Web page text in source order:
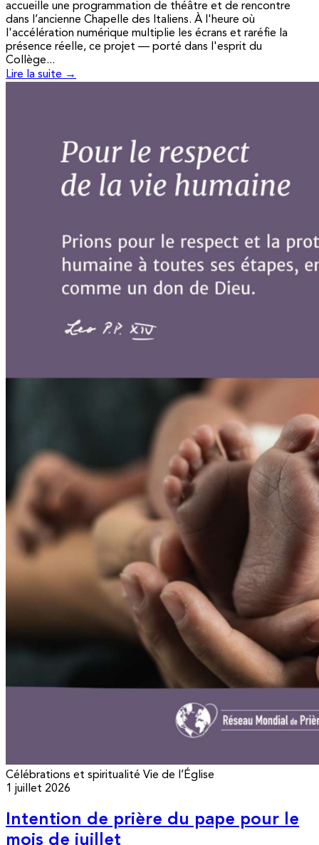
accueille une programmation de théâtre et de rencontre
dans l’ancienne Chapelle des Italiens. À l'heure où
l'accélération numérique multiplie les écrans et raréfie la
présence réelle, ce projet — porté dans l'esprit du
Collège...
Lire la suite →
Célébrations et spiritualité Vie de l’Église
1 juillet 2026
Intention de prière du pape pour le
mois de juillet